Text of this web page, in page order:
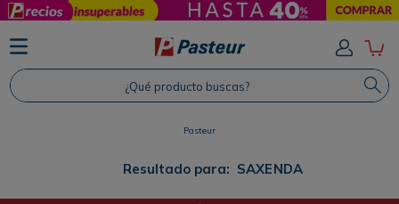
¿Qué producto buscas?
Pasteur
Resultado para: SAXENDA
TÉRMINOS MÁS BUSCADOS
1. Protector Solar
2. Shampoo